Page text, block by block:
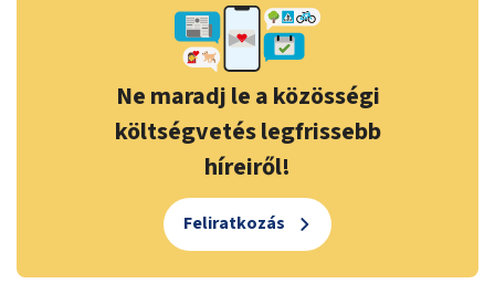
Ne maradj le a közösségi
költségvetés legfrissebb
híreiről!
Feliratkozás